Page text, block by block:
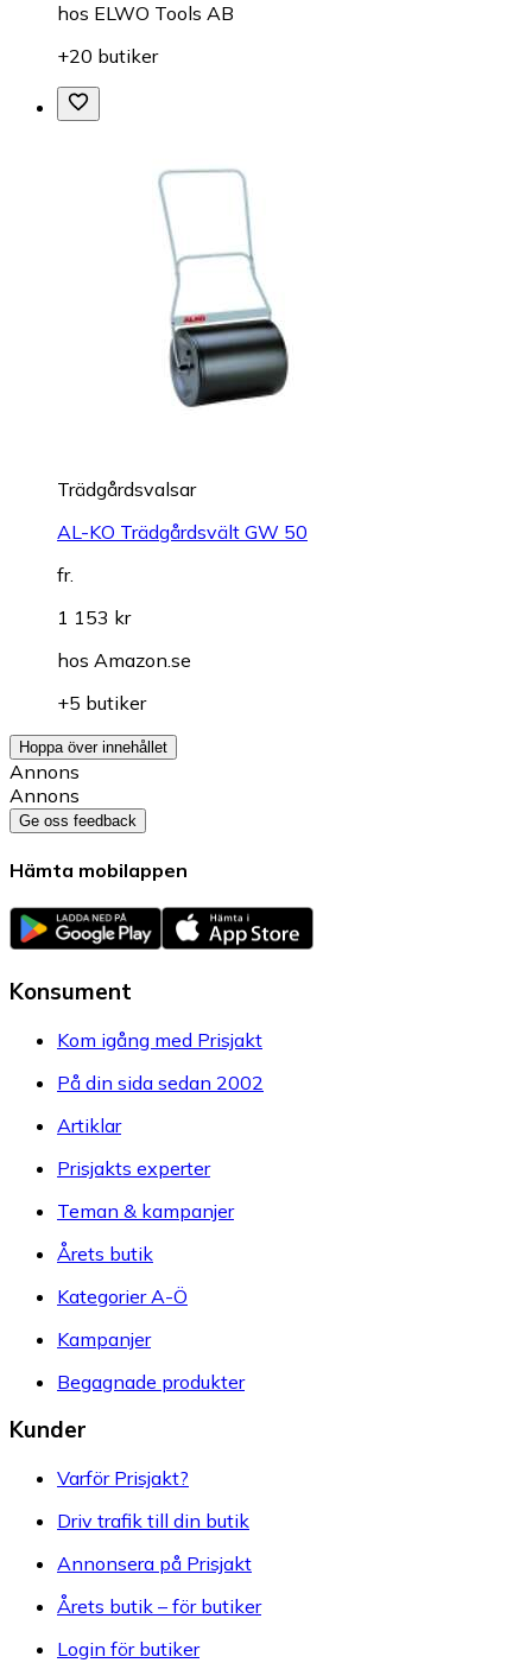
hos ELWO Tools AB
+20 butiker
Trädgårdsvalsar
AL-KO Trädgårdsvält GW 50
fr.
1 153 kr
hos Amazon.se
+5 butiker
Hoppa över innehållet
Annons
Annons
Ge oss feedback
Hämta mobilappen
Konsument
Kom igång med Prisjakt
På din sida sedan 2002
Artiklar
Prisjakts experter
Teman & kampanjer
Årets butik
Kategorier A-Ö
Kampanjer
Begagnade produkter
Kunder
Varför Prisjakt?
Driv trafik till din butik
Annonsera på Prisjakt
Årets butik – för butiker
Login för butiker